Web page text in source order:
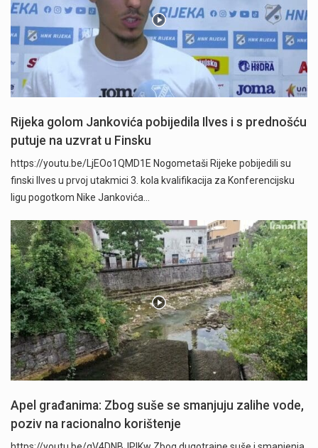
Rijeka golom Jankovića pobijedila Ilves i s prednošću
putuje na uzvrat u Finsku
https://youtu.be/LjEOo1QMD1E Nogometaši Rijeke pobijedili su
finski Ilves u prvoj utakmici 3. kola kvalifikacija za Konferencijsku
ligu pogotkom Nike Jankovića…
Apel građanima: Zbog suše se smanjuju zalihe vode,
poziv na racionalno korištenje